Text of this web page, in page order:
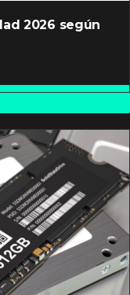
2026 según